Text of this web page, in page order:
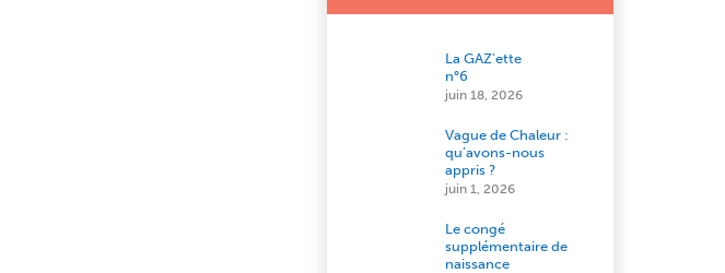
La GAZ’ette
n°6
juin 18, 2026
Vague de Chaleur :
qu’avons-nous
appris ?
juin 1, 2026
Le congé
supplémentaire de
naissance